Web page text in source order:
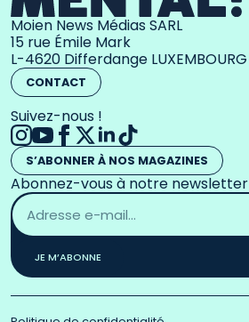
Moien News Médias SARL
15 rue Émile Mark
L-4620 Differdange LUXEMBOURG
CONTACT
Suivez-nous !
S’ABONNER À NOS MAGAZINES
Abonnez-vous à notre newsletter
Adresse
email
*
JE M’ABONNE